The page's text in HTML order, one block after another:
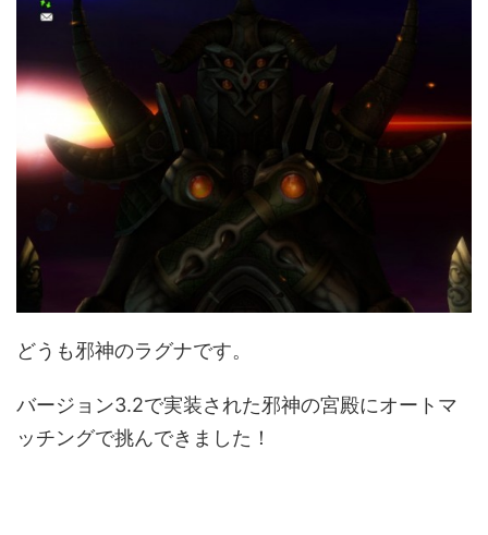
どうも邪神のラグナです。
バージョン3.2で実装された邪神の宮殿にオートマ
ッチングで挑んできました！